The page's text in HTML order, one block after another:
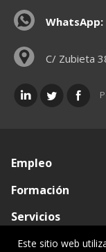
WhatsApp:
C/ Zubieta
Empleo
Formación
Servicios
Conócenos
Este sitio web